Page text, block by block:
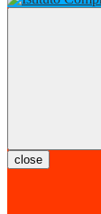
close